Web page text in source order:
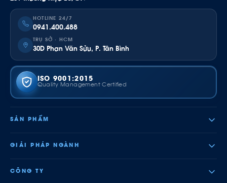
HOTLINE 24/7
0941.400.488
TRỤ SỞ · HCM
30D Phan Văn Sửu, P. Tân Bình
ISO 9001:2015
Quality Management Certified
SẢN PHẨM
GIẢI PHÁP NGÀNH
CÔNG TY